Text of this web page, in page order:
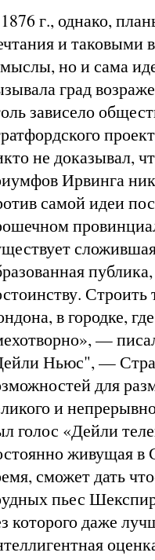
г., однако,
и таковыми
но и сама
град
зависело
не доказывал,
Ирвинга
самой идеи
Строить
в городке,
—
Ньюс", —
для
и
голос «Дейли
живущая в
сможет дать
пьес
которого даже